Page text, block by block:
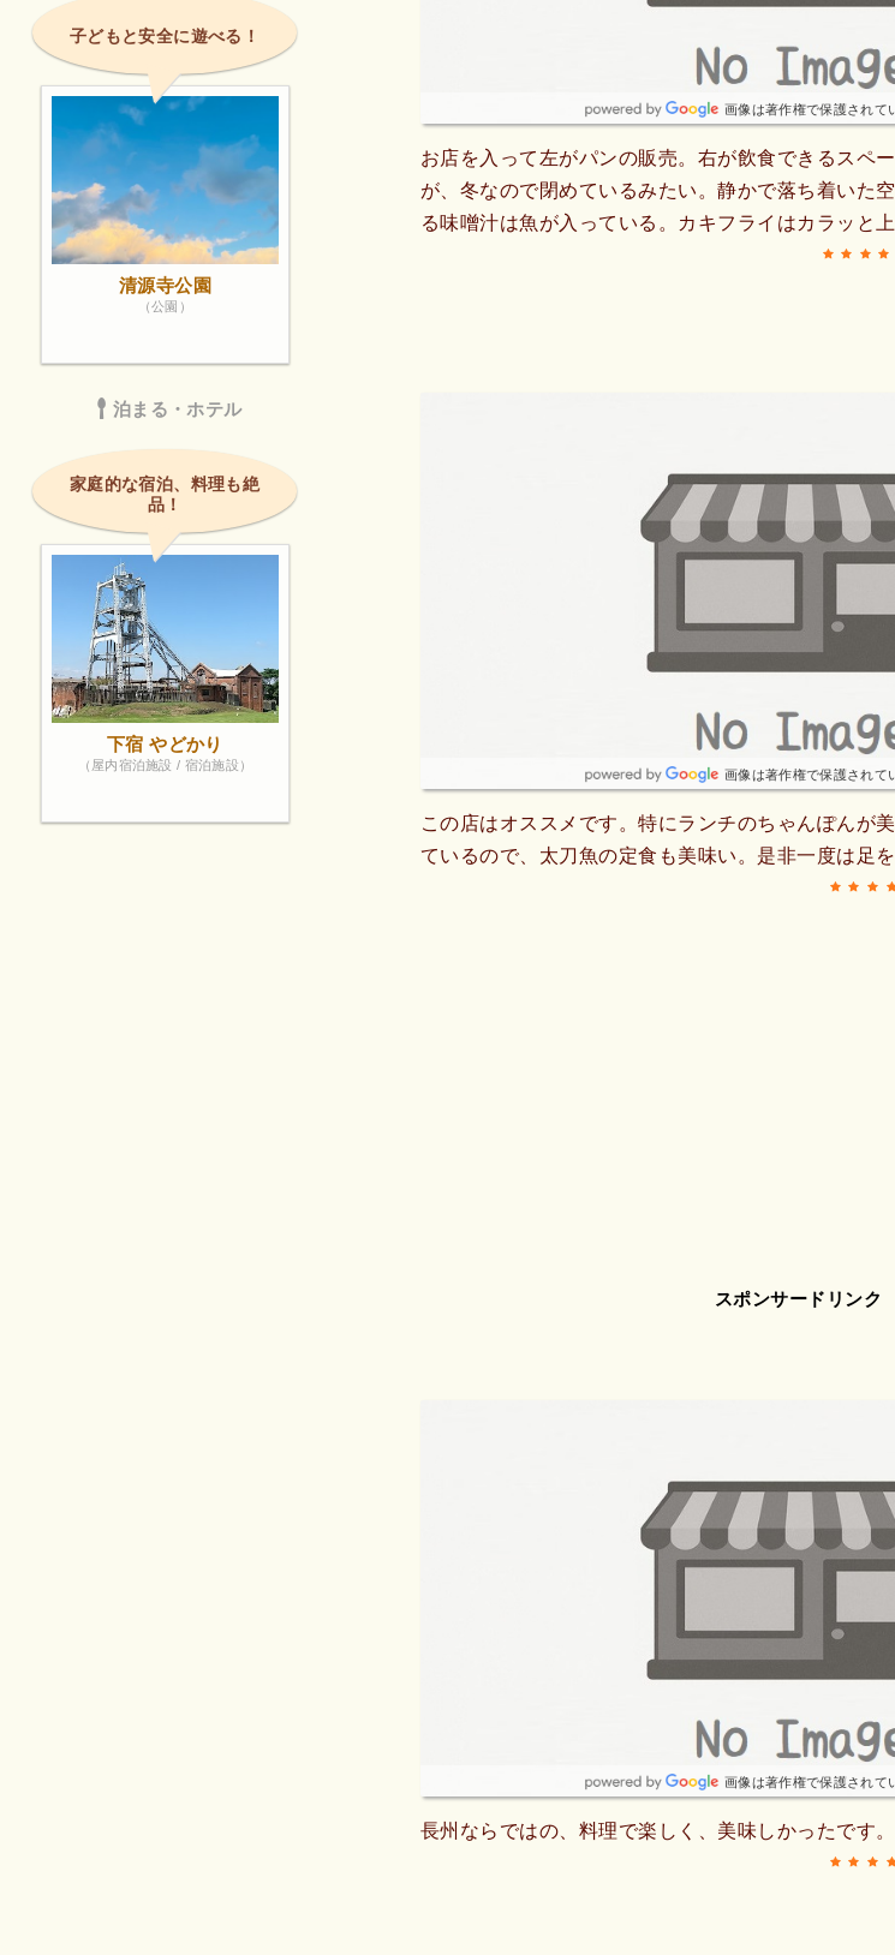
画像は著作権で保護されて
お店を入って左がパンの販売。右が飲食できるスペ
が、冬なので閉めているみたい。静かで落ち着いた
る味噌汁は魚が入っている。カキフライはカラッと
画像は著作権で保護されて
この店はオススメです。特にランチのちゃんぽんが
ているので、太刀魚の定食も美味い。是非一度は足を
スポンサードリンク
画像は著作権で保護されて
長州ならではの、料理で楽しく、美味しかったです。
子どもと安全に遊べる！
清源寺公園
（公園）
泊まる・ホテル
家庭的な宿泊、料理も絶
品！
下宿 やどかり
（屋内宿泊施設 / 宿泊施設）